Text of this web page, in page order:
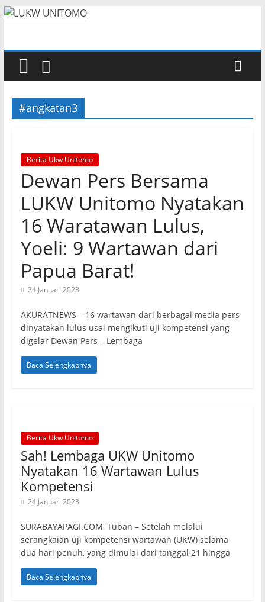
#angkatan3
Berita Ukw Unitomo
Dewan Pers Bersama
LUKW Unitomo Nyatakan
16 Waratawan Lulus,
Yoeli: 9 Wartawan dari
Papua Barat!
24 Januari 2023
AKURATNEWS – 16 wartawan dari berbagai media pers
dinyatakan lulus usai mengikuti uji kompetensi yang
digelar Dewan Pers – Lembaga
Baca Selengkapnya
Berita Ukw Unitomo
Sah! Lembaga UKW Unitomo
Nyatakan 16 Wartawan Lulus
Kompetensi
24 Januari 2023
SURABAYAPAGI.COM, Tuban – Setelah melalui
serangkaian uji kompetensi wartawan (UKW) selama
dua hari penuh, yang dimulai dari tanggal 21 hingga
Baca Selengkapnya